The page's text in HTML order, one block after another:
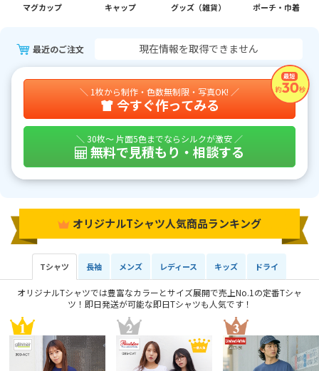
マグカップ キャップ グッズ（雑貨） ポーチ・巾着
最近のご注文 現在情報を取得できません
＼ 1枚から制作・色数無制限・写真OK! ／
今すぐ作ってみる
＼ 30枚～ 片面5色までならシルクが激安 ／
無料で見積もり・相談する
オリジナルTシャツ人気商品ランキング
Tシャツ 長袖 メンズ レディース キッズ ドライ
オリジナルTシャツでは豊富なカラーとサイズ展開で売上No.1の定番Tシャ
ツ！即日発送が可能な即日Tシャツも人気です！